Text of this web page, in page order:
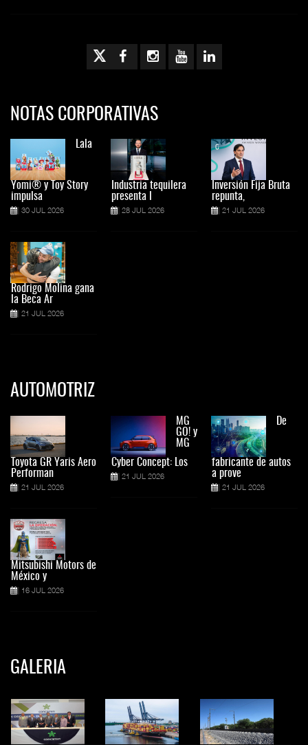
NOTAS CORPORATIVAS
Lala
Yomi® y Toy Story
impulsa
30 JUL 2026
Rodrigo Molina gana
la Beca Ar
21 JUL 2026
Industria tequilera
presenta l
28 JUL 2026
Inversión Fija Bruta
repunta,
21 JUL 2026
AUTOMOTRIZ
Toyota GR Yaris Aero
Performan
21 JUL 2026
Mitsubishi Motors de
México y
16 JUL 2026
MG
GO! y
MG
Cyber Concept: Los
21 JUL 2026
De
fabricante de autos
a prove
21 JUL 2026
GALERIA